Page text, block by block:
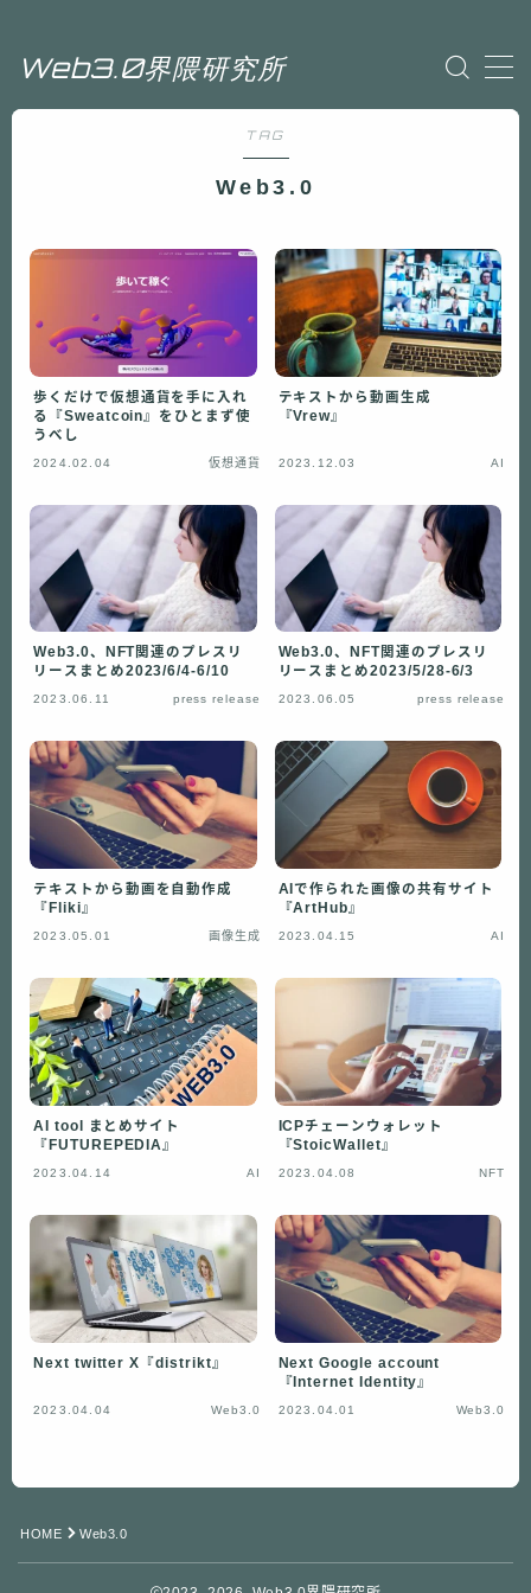
Web3.0界隈研究所
Sample Page
利用規約／特定商取引法に基づく表記
有料記事の決済完了ページ
運営者情報
TAG
Web3.0
歩くだけで仮想通貨を手に入れ
る『Sweatcoin』をひとまず使
うべし
2024.02.04 仮想通貨
テキストから動画生成
『Vrew』
2023.12.03 AI
Web3.0、NFT関連のプレスリ
リースまとめ2023/6/4-6/10
2023.06.11 press release
Web3.0、NFT関連のプレスリ
リースまとめ2023/5/28-6/3
2023.06.05 press release
テキストから動画を自動作成
『Fliki』
2023.05.01 画像生成
AIで作られた画像の共有サイト
『ArtHub』
2023.04.15 AI
AI tool まとめサイト
『FUTUREPEDIA』
2023.04.14 AI
ICPチェーンウォレット
『StoicWallet』
2023.04.08 NFT
Next twitter X『distrikt』
2023.04.04 Web3.0
Next Google account
『Internet Identity』
2023.04.01 Web3.0
HOME Web3.0